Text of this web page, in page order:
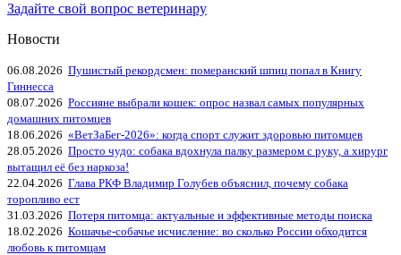
Задайте свой вопрос ветеринару
Новости
06.08.2026 Пушистый рекордсмен: померанский шпиц попал в Книгу
Гиннесса
08.07.2026 Россияне выбрали кошек: опрос назвал самых популярных
домашних питомцев
18.06.2026 «ВетЗаБег‑2026»: когда спорт служит здоровью питомцев
28.05.2026 Просто чудо: собака вдохнула палку размером с руку, а хирург
вытащил её без наркоза!
22.04.2026 Глава РКФ Владимир Голубев объяснил, почему собака
торопливо ест
31.03.2026 Потеря питомца: актуальные и эффективные методы поиска
18.02.2026 Кошачье-собачье исчисление: во сколько России обходится
любовь к питомцам